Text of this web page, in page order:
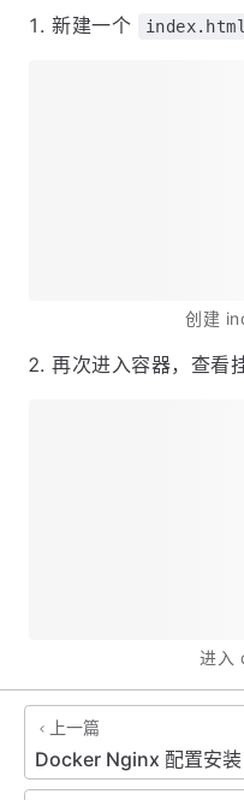
新建一个 index.html
创建
再次进入容器，查看
进入
上一篇
Docker Nginx 配置安装